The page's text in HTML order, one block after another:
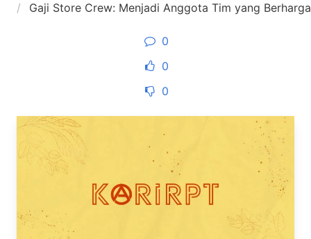
Gaji Store Crew: Menjadi Anggota Tim yang
0
0
0